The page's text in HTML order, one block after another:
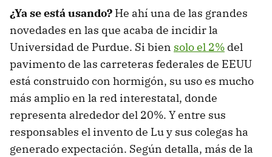
¿Ya se está usando? He ahí una de las grandes
novedades en las que acaba de incidir la
Universidad de Purdue. Si bien solo el 2% del
pavimento de las carreteras federales de EEUU
está construido con hormigón, su uso es mucho
más amplio en la red interestatal, donde
representa alrededor del 20%. Y entre sus
responsables el invento de Lu y sus colegas ha
generado expectación. Según detalla, más de la